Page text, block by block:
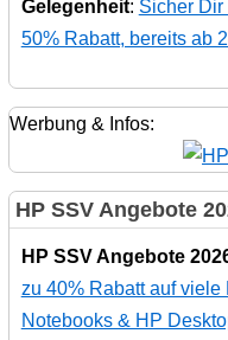
Gelegenheit: Sicher Dir
50% Rabatt, bereits ab
Werbung & Infos:
HP SSV Angebote
HP SSV Angebote
zu 40% Rabatt auf viele
Notebooks & HP